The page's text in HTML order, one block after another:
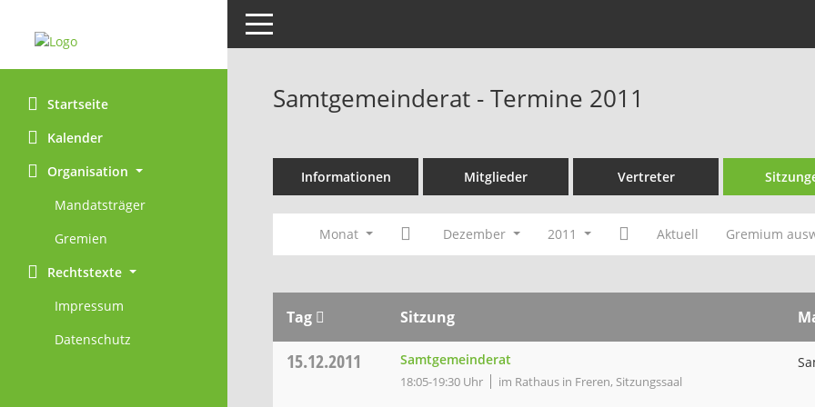
Startseite
Kalender
Organisation
Mandatsträger
Gremien
Rechtstexte
Impressum
Datenschutz
Toggle navigation
Samtgemeinderat - Termine 2011
Informationen Mitglieder Vertreter
Monat Dezember 2011 Aktuell Gremium
Tag Sitzung
15.12.2011 Samtgemeinderat
18:05-19:30 Uhr im Rathaus in Freren, Sitzungssaal